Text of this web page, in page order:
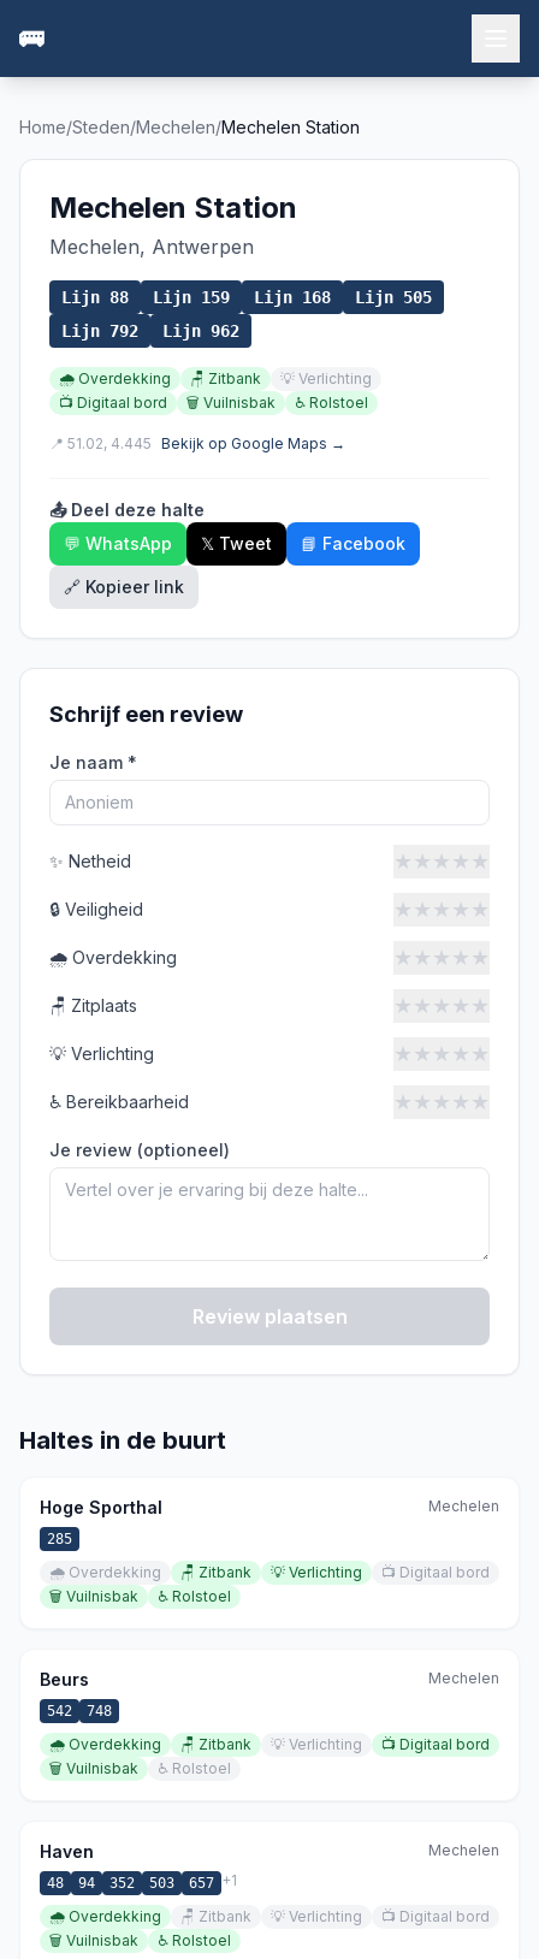
🚌
Home/Steden/Mechelen/Mechelen Station
Mechelen Station
Mechelen, Antwerpen
Lijn 88 Lijn 159 Lijn 168 Lijn 505
Lijn 792 Lijn 962
🌧️ Overdekking 🪑 Zitbank 💡 Verlichting
📺 Digitaal bord 🗑️ Vuilnisbak ♿ Rolstoel
📍 51.02, 4.445 Bekijk op Google Maps →
📤 Deel deze halte
💬 WhatsApp
𝕏 Tweet 📘 Facebook
🔗 Kopieer link
Schrijf een review
Je naam *
✨ Netheid ★★★★★
🔒 Veiligheid ★★★★★
🌧️ Overdekking ★★★★★
🪑 Zitplaats ★★★★★
💡 Verlichting ★★★★★
♿ Bereikbaarheid ★★★★★
Je review (optioneel)
Review plaatsen
Haltes in de buurt
Hoge Sporthal Mechelen
285
🌧️ Overdekking 🪑 Zitbank 💡 Verlichting 📺 Digitaal bord
🗑️ Vuilnisbak ♿ Rolstoel
Beurs Mechelen
542 748
🌧️ Overdekking 🪑 Zitbank 💡 Verlichting 📺 Digitaal bord
🗑️ Vuilnisbak ♿ Rolstoel
Haven Mechelen
48 94 352 503 657 +1
🌧️ Overdekking 🪑 Zitbank 💡 Verlichting 📺 Digitaal bord
🗑️ Vuilnisbak ♿ Rolstoel